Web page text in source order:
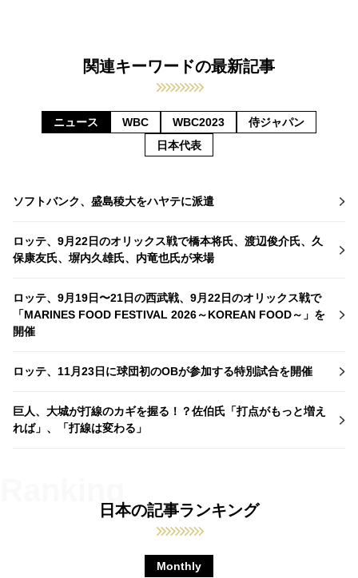
関連キーワードの最新記事
ニュース WBC WBC2023
侍ジャパン
日本代表
ソフトバンク、盛島稜大をハヤテに派遣
ロッテ、9月22日のオリックス戦で橋本将氏、渡辺俊介氏、久
保康友氏、塀内久雄氏、内竜也氏が来場
ロッテ、9月19日〜21日の西武戦、9月22日のオリックス戦で
「MARINES FOOD FESTIVAL 2026～KOREAN FOOD～」を
開催
ロッテ、11月23日に球団初のOBが参加する特別試合を開催
巨人、大城が打線のカギを握る！？佐伯氏「打点がもっと増え
れば」、「打線は変わる」
日本の記事ランキング
Monthly